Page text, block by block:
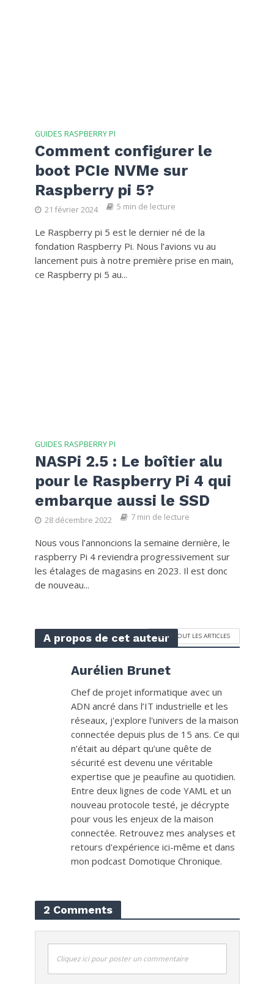
GUIDES RASPBERRY PI
Comment configurer le
boot PCIe NVMe sur
Raspberry pi 5?
21 février 2024 5 min de lecture
Le Raspberry pi 5 est le dernier né de la
fondation Raspberry Pi. Nous l’avions vu au
lancement puis à notre première prise en main,
ce Raspberry pi 5 au...
GUIDES RASPBERRY PI
NASPi 2.5 : Le boîtier alu
pour le Raspberry Pi 4 qui
embarque aussi le SSD
28 décembre 2022 7 min de lecture
Nous vous l’annoncions la semaine dernière, le
raspberry Pi 4 reviendra progressivement sur
les étalages de magasins en 2023. Il est donc
de nouveau...
A propos de cet auteurVOIR TOUT LES ARTICLES
Aurélien Brunet
Chef de projet informatique avec un
ADN ancré dans l’IT industrielle et les
réseaux, j'explore l'univers de la maison
connectée depuis plus de 15 ans. Ce qui
n’était au départ qu’une quête de
sécurité est devenu une véritable
expertise que je peaufine au quotidien.
Entre deux lignes de code YAML et un
nouveau protocole testé, je décrypte
pour vous les enjeux de la maison
connectée. Retrouvez mes analyses et
retours d'expérience ici-même et dans
mon podcast Domotique Chronique.
2 Comments
Cliquez ici pour poster un commentaire